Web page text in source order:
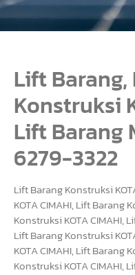
Lift
Konstruksi
Lift Barang
6279-3322
Lift Barang Konstruksi
KOTA CIMAHI, Lift Barang
Konstruksi KOTA CIMAHI,
Lift Barang Konstruksi
KOTA CIMAHI, Lift Barang
Konstruksi KOTA CIMAHI,